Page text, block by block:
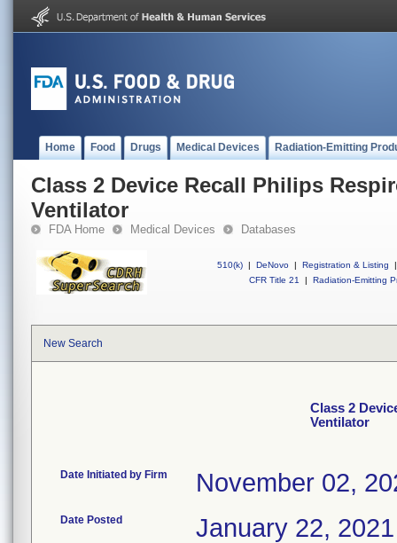
Home Food Drugs Medical Devices Radiation-Emitting
Class 2 Device Recall Philips
Ventilator
FDA Home Medical Devices Databases
510(k) | DeNovo | Registration & Listing
|
CFR Title 21
| Radiation-Emitting
New Search
Class 2
Ventilator
Date Initiated by Firm November 02,
Date Posted January 22, 2021